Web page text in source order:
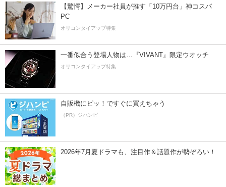
【驚愕】メーカー社員が推す「10万円台」神コスパ
PC
オリコンタイアップ特集
一番似合う登場人物は…『VIVANT』限定ウオッチ
オリコンタイアップ特集
自販機にピッ！ですぐに買えちゃう
（PR）ジハンピ
2026年7月夏ドラマも、注目作＆話題作が勢ぞろい！